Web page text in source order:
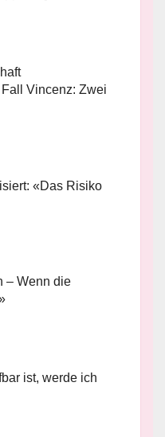
Vincenz: Zwei
«Das Risiko
– Wenn die
ist, werde ich